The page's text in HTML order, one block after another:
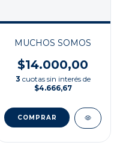
MUCHOS SOMOS
$14.000,00
3 cuotas sin interés de
$4.666,67